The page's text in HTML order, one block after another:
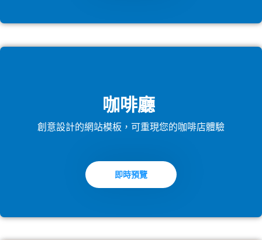
咖啡廳
創意設計的網站模板，可重現您的咖啡店體驗
即時預覽